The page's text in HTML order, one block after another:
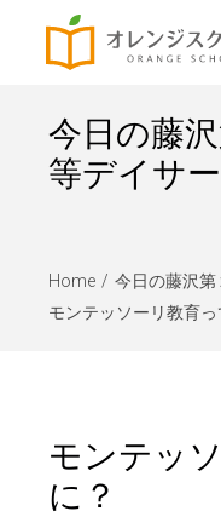
今日の藤
等デイサー
Home
今日の藤沢第
モンテッソーリ教育っ
モンテッ
に？